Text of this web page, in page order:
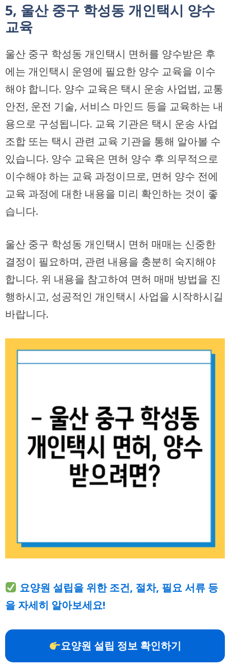
5, 울산 중구 학성동 개인택시 양수
교육
울산 중구 학성동 개인택시 면허를 양수받은 후
에는 개인택시 운영에 필요한 양수 교육을 이수
해야 합니다. 양수 교육은 택시 운송 사업법, 교통
안전, 운전 기술, 서비스 마인드 등을 교육하는 내
용으로 구성됩니다. 교육 기관은 택시 운송 사업
조합 또는 택시 관련 교육 기관을 통해 알아볼 수
있습니다. 양수 교육은 면허 양수 후 의무적으로
이수해야 하는 교육 과정이므로, 면허 양수 전에
교육 과정에 대한 내용을 미리 확인하는 것이 좋
습니다.
울산 중구 학성동 개인택시 면허 매매는 신중한
결정이 필요하며, 관련 내용을 충분히 숙지해야
합니다. 위 내용을 참고하여 면허 매매 방법을 진
행하시고, 성공적인 개인택시 사업을 시작하시길
바랍니다.
요양원 설립을 위한 조건, 절차, 필요 서류 등
을 자세히 알아보세요!
요양원 설립 정보 확인하기